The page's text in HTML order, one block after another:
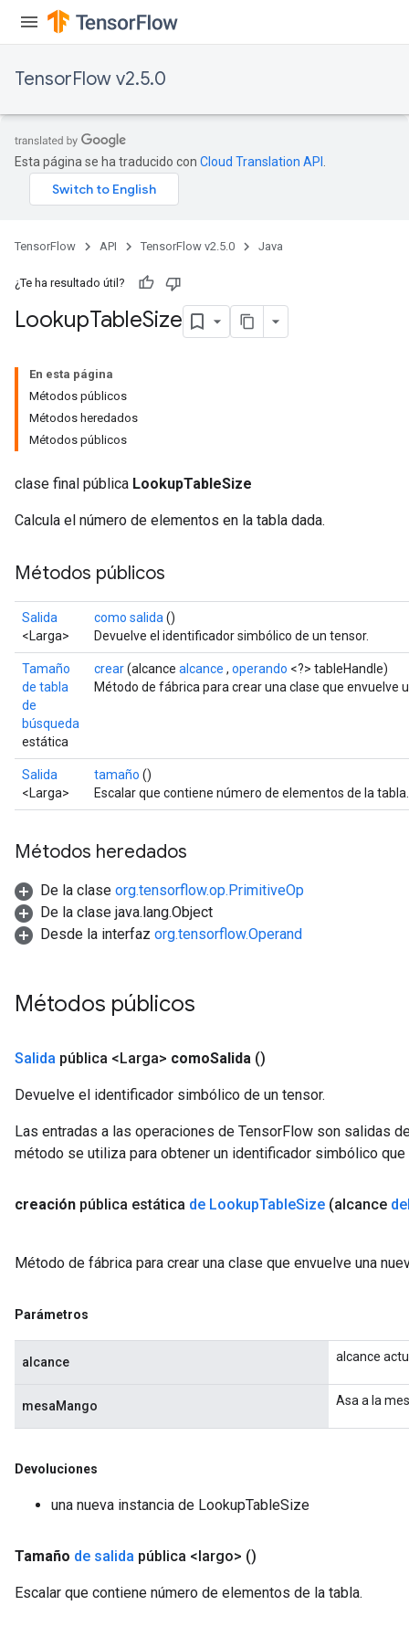
TensorFlow v2.5.0
Esta página se ha traducido con Cloud Translation API
TensorFlow API TensorFlow v2.5.0 Java
¿Te ha resultado útil?
LookupTableSize
En esta página
Métodos públicos
Métodos heredados
Métodos públicos
clase final pública LookupTableSize
Calcula el número de elementos en la tabla dada.
Métodos públicos
Salida
<Larga>
como salida ()
Devuelve el identificador simbólico de un tensor.
Tamaño
de tabla
de
búsqueda
estática
crear(alcance alcance , operando <?> tableHandle)
Método de fábrica para crear una clase que envuelve
Salida
<Larga>
tamaño ()
Escalar que contiene número de elementos de la tabla.
Métodos heredados
De la clase org.tensorflow.op.PrimitiveOp
De la clase java.lang.Object
Desde la interfaz org.tensorflow.Operand
Métodos públicos
Salida pública <Larga> comoSalida ()
Devuelve el identificador simbólico de un tensor.
Las entradas a las operaciones de TensorFlow son salidas
método se utiliza para obtener un identificador simbólico
creación pública estática de LookupTableSize (alcance
Método de fábrica para crear una clase que envuelve una
Parámetros
alcance alcance
mesaMango Asa a la
Devoluciones
una nueva instancia de LookupTableSize
Tamaño de salida pública <largo> ()
Escalar que contiene número de elementos de la tabla.